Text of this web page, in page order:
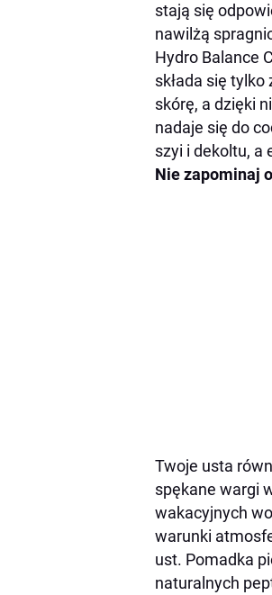
stają się
nawilżą
Hydro Balance
składa się
skórę, a dzięki
nadaje się do
szyi i dekoltu, a
Nie zapominaj
Twoje usta
spękane wargi
wakacyjnych
warunki
ust. Pomadka
naturalnych